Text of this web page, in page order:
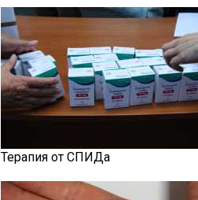
Терапия от СПИДа